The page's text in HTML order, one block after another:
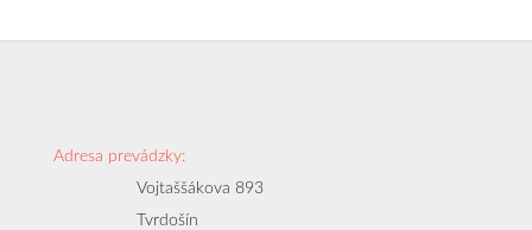
Adresa prevádzky:
Vojtaššákova 893
Tvrdošín